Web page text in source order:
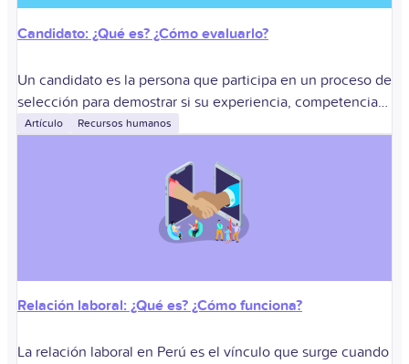
Candidato: ¿Qué es? ¿Cómo evaluarlo?
Un candidato es la persona que participa en un proceso de
selección para demostrar si su experiencia, competencias
laborales y expectativas se ajustan a un puesto y a la
Artículo Recursos humanos
Relación laboral: ¿Qué es? ¿Cómo funciona?
La relación laboral en Perú es el vínculo que surge cuando